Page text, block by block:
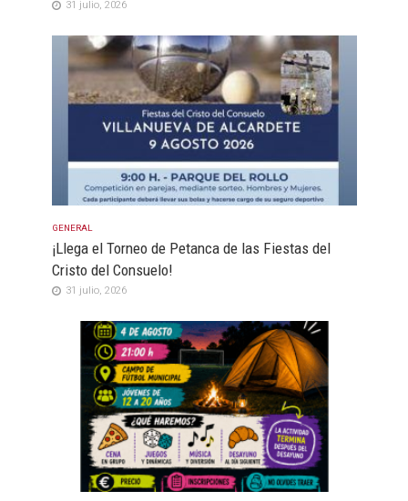
31 julio, 2026
GENERAL
¡Llega el Torneo de Petanca de las Fiestas del
Cristo del Consuelo!
31 julio, 2026